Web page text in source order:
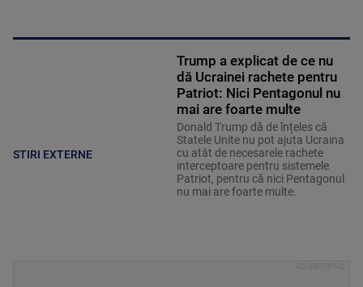
STIRI EXTERNE
Trump a explicat de ce nu
dă Ucrainei rachete pentru
Patriot: Nici Pentagonul nu
mai are foarte multe
Donald Trump dă de înțeles că
Statele Unite nu pot ajuta Ucraina
cu atât de necesarele rachete
interceptoare pentru sistemele
Patriot, pentru că nici Pentagonul
nu mai are foarte multe.